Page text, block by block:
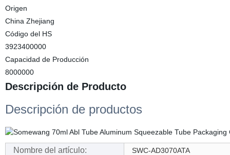
Origen
China Zhejiang
Código del HS
3923400000
Capacidad de Producción
8000000
Descripción de Producto
Descripción de productos
Nombre del artículo: SWC-AD3070ATA